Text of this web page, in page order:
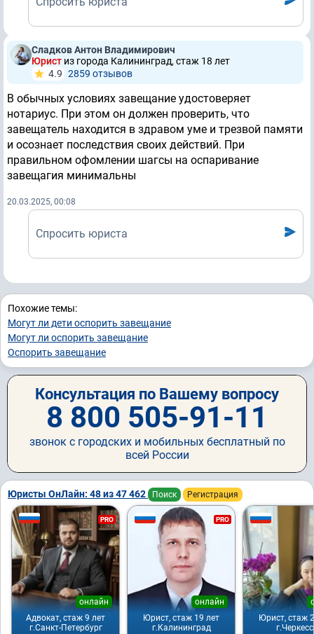
Сладков Антон Владимирович
Юрист из города Калининград, стаж 18 лет
4.9 2859 отзывов
В обычных условиях завещание удостоверяет
нотариус. При этом он должен проверить, что
завещатель находится в здравом уме и трезвой памяти
и осознает последствия своих действий. При
правильном офомлении шагсы на оспаривание
завещагия минимальны
20.03.2025, 00:08
Спросить юриста
Похожие темы:
Могут ли дети оспорить завещание
Могут ли оспорить завещание
Оспорить завещание
Консультация по Вашему вопросу
8 800 505-91-11
звонок с городских и мобильных бесплатный по
всей России
Юристы ОнЛайн: 48 из 47 462 Поиск Регистрация
PRO
Адвокат, стаж 9 лет
онлайн
г.Санкт-Петербург
PRO
Юрист, стаж 19 лет
онлайн
г.Калининград
Юрист, стаж